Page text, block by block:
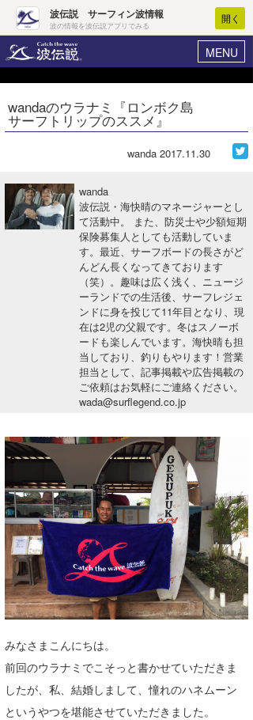
波伝説 サーフィン波情報
波の情報を波伝説アプリでみる
開く
MENU
ヘルプ マイホーム
ログイン
波情報･概況
WAVE HUNTER波予想ツール
サーフィンエリアガイド
会員メニュー
今月のプレゼント
wandaのウラナミ『ロンボク島
サーフトリップのススメ』
wanda 2017.11.30
wanda
波伝説・海快晴のマネージャーとし
て活動中。 また、防災士や少額短期
保険募集人としても活動していま
す。最近、サーフボードの長さがど
んどん長くなってきております
（笑）。趣味は広く浅く、ニュージ
ーランドでの生活後、サーフレジェ
ンドに身を投じて11年目となり、現
在は2児の父親です。冬はスノーボ
ードも楽しんでいます。海快晴も担
当しており、釣りもやります！営業
担当として、記事掲載や広告掲載の
ご依頼はお気軽にご連絡ください。
wada@surflegend.co.jp
みなさまこんにちは。
前回のウラナミでこそっと書かせていただきま
したが、私、結婚しまして、憧れのハネムーン
というやつを堪能させていただきました。
Core Surf Japan
アート＆エンタメ
ショップ情報
ショップ情報
千葉南
大阪
四国
沖縄
VOTE!
サーファーズ
ライター/寄稿メディア